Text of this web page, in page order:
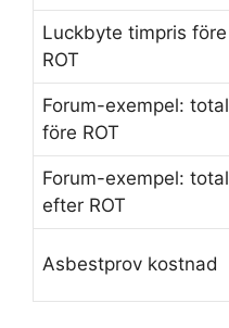
Luckbyte timpris före
ROT
Forum-exempel: total
före ROT
Forum-exempel: total
efter ROT
Asbestprov kostnad